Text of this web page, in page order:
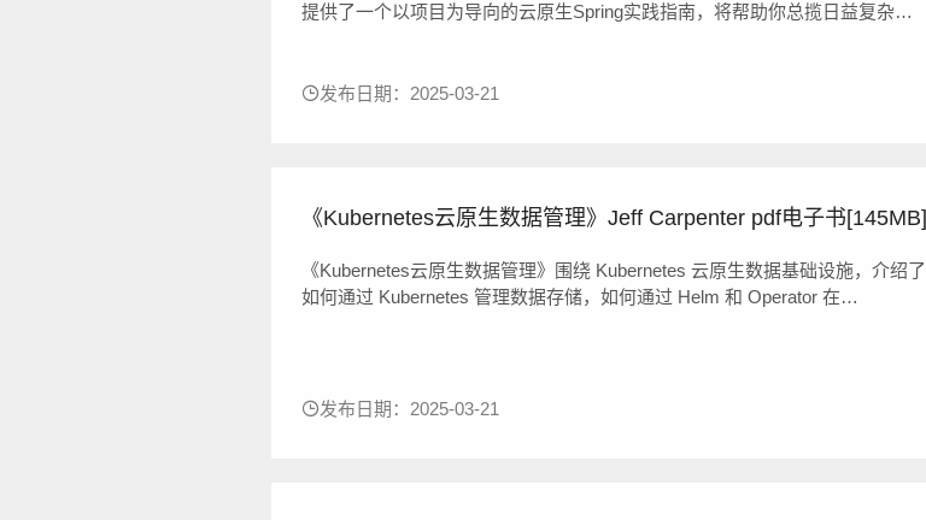
提供了一个以项目为导向的云原生Spring实践指南，将帮助你总揽日益复杂的
发布日期：2025-03-21
《Kubernetes云原生数据管理》Jeff Carpenter pdf电子书[145MB]
《Kubernetes云原生数据管理》围绕 Kubernetes 云原生数据基础设施，介绍了
如何通过 Kubernetes 管理数据存储，如何通过 Helm 和 Operator 在
发布日期：2025-03-21